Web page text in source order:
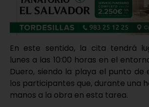
En este sentido, la cita tendrá
lunes a las 10:00 horas en el
Duero, siendo la playa el punto
los participantes que, durante una
manos a la obra en esta tarea.